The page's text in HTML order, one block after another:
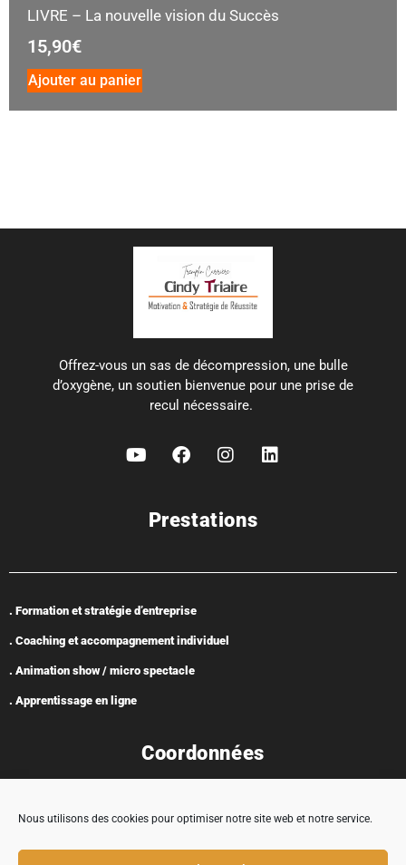
Nous utilisons des cookies pour optimiser notre site web et notre service.
LIVRE – La nouvelle vision du Succès
15,90€
Ajouter au panier
Offrez-vous un sas de décompression, une bulle
d’oxygène, un soutien bienvenue pour une prise de
recul nécessaire.
Prestations
. Formation et stratégie d’entreprise
. Coaching et accompagnement individuel
. Animation show / micro spectacle
. Apprentissage en ligne
Coordonnées
Adresse : 5 rue Encabane, 32430 Cologne